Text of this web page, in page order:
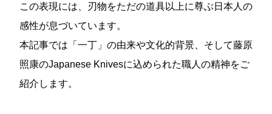
この表現には、刃物をただの道具以上に尊ぶ日本人の
感性が息づいています。
本記事では「一丁」の由来や文化的背景、そして藤原
照康のJapanese Knivesに込められた職人の精神をご
紹介します。